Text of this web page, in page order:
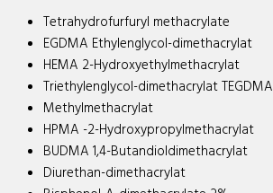
Tetrahydrofurfuryl methacrylate
EGDMA Ethylenglycol-dimethacrylat
HEMA 2-Hydroxyethylmethacrylat
Triethylenglycol-dimethacrylat TEGDMA
Methylmethacrylat
HPMA -2-Hydroxypropylmethacrylat
BUDMA 1,4-Butandioldimethacrylat
Diurethan-dimethacrylat